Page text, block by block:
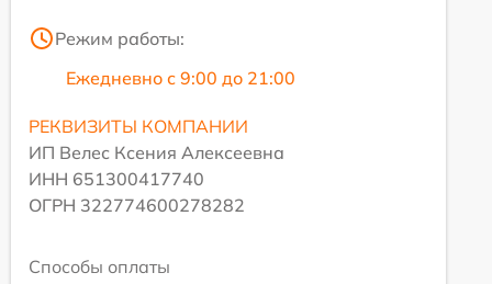
Режим работы:
Ежедневно с 9:00 до 21:00
РЕКВИЗИТЫ КОМПАНИИ
ИП Велес Ксения Алексеевна
ИНН 651300417740
ОГРН 322774600278282
Способы оплаты